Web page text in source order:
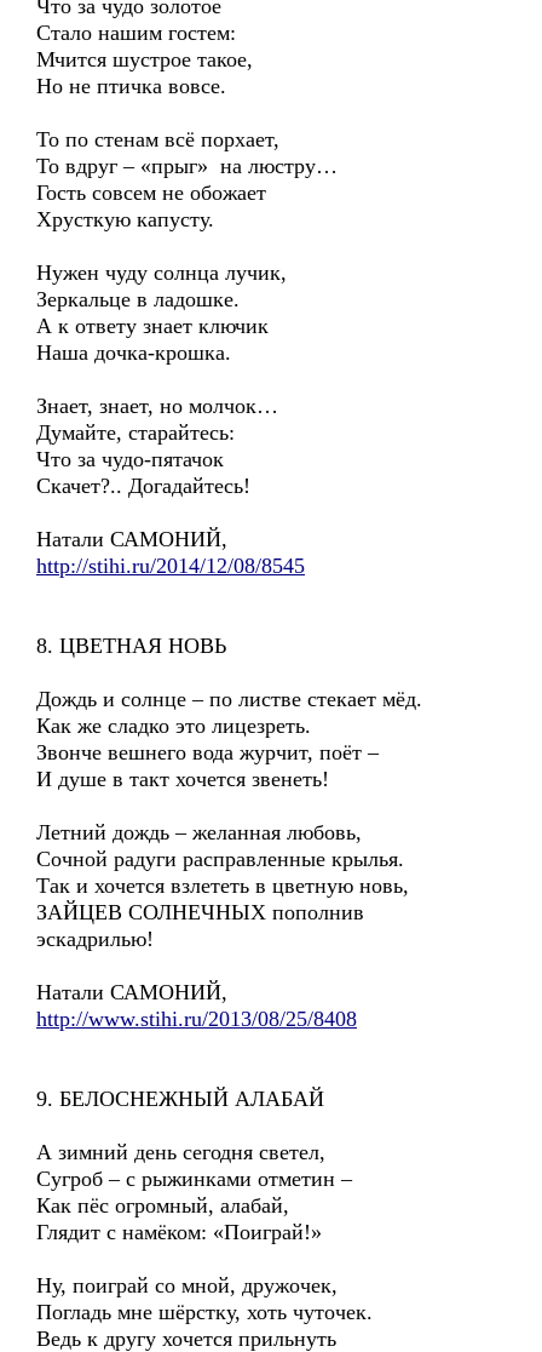
Что за чудо золотое
Стало нашим гостем:
Мчится шустрое такое,
Но не птичка вовсе.
То по стенам всё порхает,
То вдруг – «прыг» на люстру…
Гость совсем не обожает
Хрусткую капусту.
Нужен чуду солнца лучик,
Зеркальце в ладошке.
А к ответу знает ключик
Наша дочка-крошка.
Знает, знает, но молчок…
Думайте, старайтесь:
Что за чудо-пятачок
Скачет?.. Догадайтесь!
Натали САМОНИЙ,
http://stihi.ru/2014/12/08/8545
8. ЦВЕТНАЯ НОВЬ
Дождь и солнце – по листве стекает мёд.
Как же сладко это лицезреть.
Звонче вешнего вода журчит, поёт –
И душе в такт хочется звенеть!
Летний дождь – желанная любовь,
Сочной радуги расправленные крылья.
Так и хочется взлететь в цветную новь,
ЗАЙЦЕВ СОЛНЕЧНЫХ пополнив
эскадрилью!
Натали САМОНИЙ,
http://www.stihi.ru/2013/08/25/8408
9. БЕЛОСНЕЖНЫЙ АЛАБАЙ
А зимний день сегодня светел,
Сугроб – с рыжинками отметин –
Как пёс огромный, алабай,
Глядит с намёком: «Поиграй!»
Ну, поиграй со мной, дружочек,
Погладь мне шёрстку, хоть чуточек.
Ведь к другу хочется прильнуть